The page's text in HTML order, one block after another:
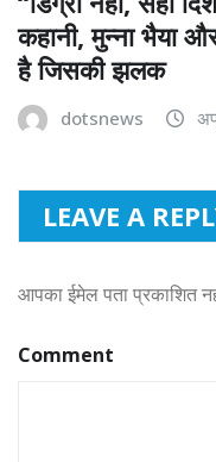
कहानी, मुन्ना भैया
है जिसकी झलक
dotsnews
LEAVE A
आपका ईमेल पता प्रकाशित
Comment